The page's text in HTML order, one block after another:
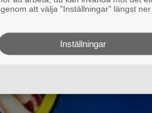
genom att välja "Inställningar" längst ner
Inställningar